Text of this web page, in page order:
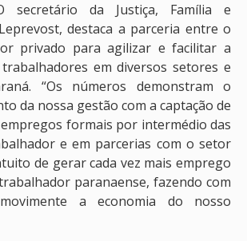
secretário da Justiça, Família e
destaca a parceria entre o
privado para agilizar e facilitar a
em diversos setores e
“Os números demonstram o
da nossa gestão com a captação de
formais por intermédio das
e em parcerias com o setor
de gerar cada vez mais emprego
paranaense, fazendo com
a economia do nosso